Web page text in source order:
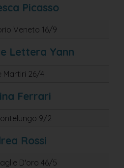
Picasso
Veneto 16/9
Lettera Yann
Martiri 26/4
Ferrari
9/2
Rossi
D'oro 46/5